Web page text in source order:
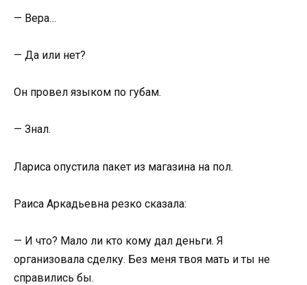
— Вера…
— Да или нет?
Он провел языком по губам.
— Знал.
Лариса опустила пакет из магазина на пол.
Раиса Аркадьевна резко сказала:
— И что? Мало ли кто кому дал деньги. Я
организовала сделку. Без меня твоя мать и ты не
справились бы.